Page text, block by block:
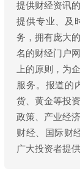
提供财经资讯
提供专业、及
务，拥有庞大
名的财经门户
上的原则，为
服务。报道的
货、黄金等投
政策、产业经
财经、国际财
广大投资者提